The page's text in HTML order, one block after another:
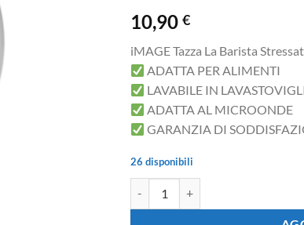
10,90€
iMAGE Tazza La Barista
ADATTA PER ALIMENTI
LAVABILE IN
ADATTA AL MICROONDE
GARANZIA DI
26 disponibili